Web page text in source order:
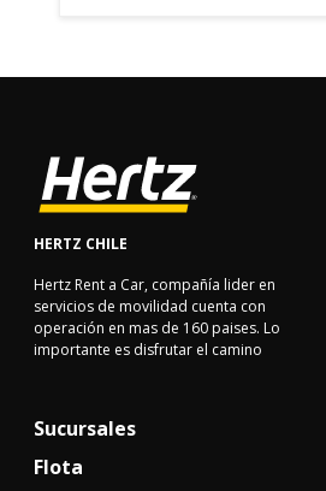
HERTZ CHILE
Hertz Rent a Car, compañía lider en
servicios de movilidad cuenta con
operación en mas de 160 paises. Lo
importante es disfrutar el camino
Sucursales
Flota